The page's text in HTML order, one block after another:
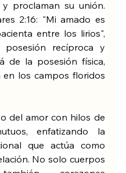
proclaman su unión.
2:16: "Mi amado es
entre los lirios",
recíproca y
de la posesión física,
los campos floridos
del amor con hilos de
enfatizando la
que actúa como
No solo cuerpos